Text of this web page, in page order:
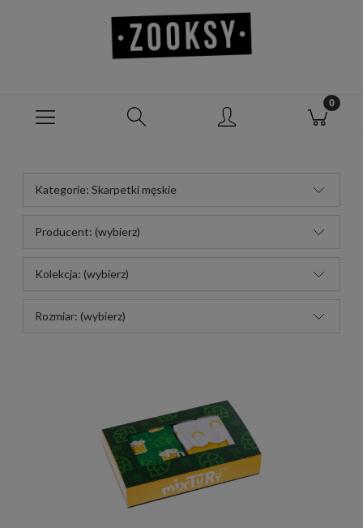
Kategorie: Skarpetki męskie
Producent: (wybierz)
Kolekcja: (wybierz)
Rozmiar: (wybierz)